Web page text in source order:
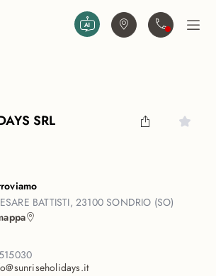
Trova agenziaContattaciApri
SRL
BATTISTI, 23100 SONDRIO (SO)